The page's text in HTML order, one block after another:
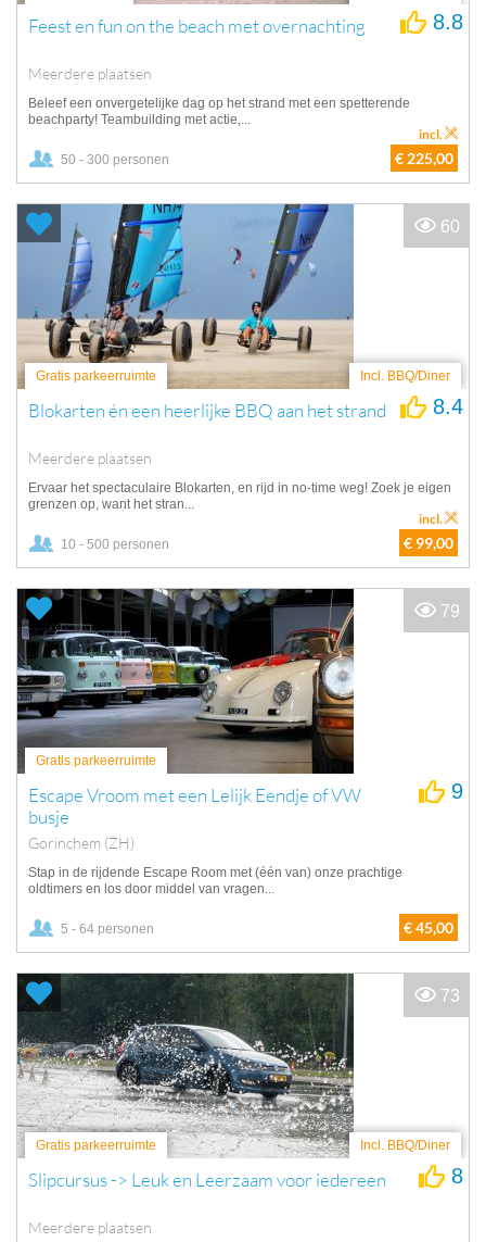
Feest en fun on the beach met overnachting
Meerdere plaatsen
8.8
Beleef een onvergetelijke dag op het strand met een spetterende
beachparty! Teambuilding met actie,...
50 - 300 personen € 225,00
incl.
Gratis parkeerruimte Incl. BBQ/Diner
Blokarten én een heerlijke BBQ aan het strand
Meerdere plaatsen
8.4
Ervaar het spectaculaire Blokarten, en rijd in no-time weg! Zoek je eigen
grenzen op, want het stran...
10 - 500 personen € 99,00
incl.
60
Gratis parkeerruimte
Escape Vroom met een Lelijk Eendje of VW
busje
Gorinchem (ZH)
9
Stap in de rijdende Escape Room met (één van) onze prachtige
oldtimers en los door middel van vragen...
5 - 64 personen € 45,00
79
Gratis parkeerruimte Incl. BBQ/Diner
Slipcursus -> Leuk en Leerzaam voor iedereen
Meerdere plaatsen
8
73